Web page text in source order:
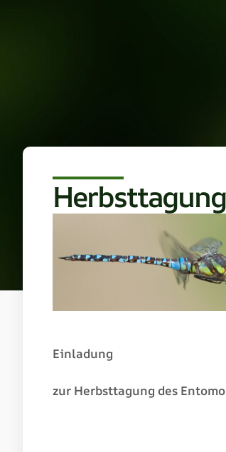
Einladung
zur Herbsttagung des